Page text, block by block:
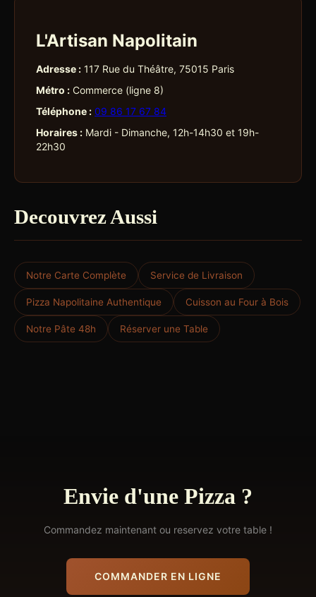
L'Artisan Napolitain
Adresse : 117 Rue du Théâtre, 75015 Paris
Métro : Commerce (ligne 8)
Téléphone : 09 86 17 67 84
Horaires : Mardi - Dimanche, 12h-14h30 et 19h-
22h30
Decouvrez Aussi
Notre Carte Complète Service de Livraison
Pizza Napolitaine Authentique Cuisson au Four à Bois
Notre Pâte 48h Réserver une Table
Envie d'une Pizza ?
Commandez maintenant ou reservez votre table !
COMMANDER EN LIGNE